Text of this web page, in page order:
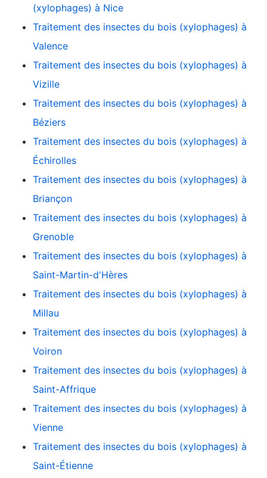
(xylophages) à Nice
Traitement des insectes du bois (xylophages) à
Valence
Traitement des insectes du bois (xylophages) à
Vizille
Traitement des insectes du bois (xylophages) à
Béziers
Traitement des insectes du bois (xylophages) à
Échirolles
Traitement des insectes du bois (xylophages) à
Briançon
Traitement des insectes du bois (xylophages) à
Grenoble
Traitement des insectes du bois (xylophages) à
Saint-Martin-d'Hères
Traitement des insectes du bois (xylophages) à
Millau
Traitement des insectes du bois (xylophages) à
Voiron
Traitement des insectes du bois (xylophages) à
Saint-Affrique
Traitement des insectes du bois (xylophages) à
Vienne
Traitement des insectes du bois (xylophages) à
Saint-Étienne